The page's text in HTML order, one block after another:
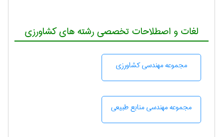
لغات و اصطلاحات تخصصی رشته های کشاورزی
مجموعه مهندسی كشاورزی
مجموعه مهندسی منابع طبيعی